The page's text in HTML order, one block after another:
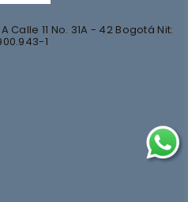
11 No. 31A - 42 Bogotá Nit:
1